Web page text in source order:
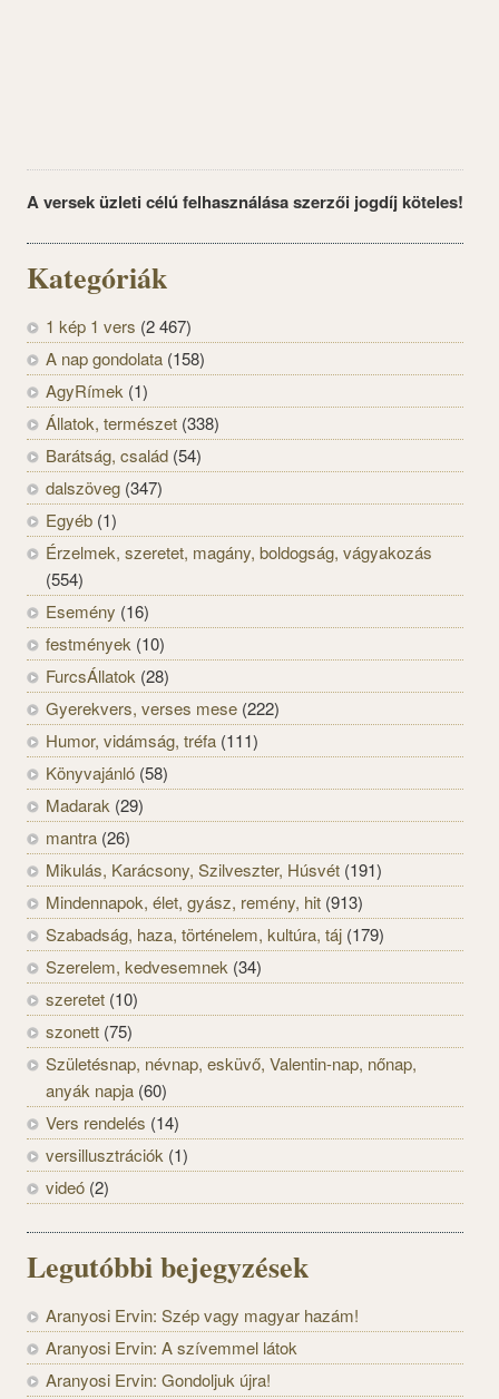
A versek üzleti célú felhasználása szerzői jogdíj köteles!
Kategóriák
1 kép 1 vers (2 467)
A nap gondolata (158)
AgyRímek (1)
Állatok, természet (338)
Barátság, család (54)
dalszöveg (347)
Egyéb (1)
Érzelmek, szeretet, magány, boldogság, vágyakozás
(554)
Esemény (16)
festmények (10)
FurcsÁllatok (28)
Gyerekvers, verses mese (222)
Humor, vidámság, tréfa (111)
Könyvajánló (58)
Madarak (29)
mantra (26)
Mikulás, Karácsony, Szilveszter, Húsvét (191)
Mindennapok, élet, gyász, remény, hit (913)
Szabadság, haza, történelem, kultúra, táj (179)
Szerelem, kedvesemnek (34)
szeretet (10)
szonett (75)
Születésnap, névnap, esküvő, Valentin-nap, nőnap,
anyák napja (60)
Vers rendelés (14)
versillusztrációk (1)
videó (2)
Legutóbbi bejegyzések
Aranyosi Ervin: Szép vagy magyar hazám!
Aranyosi Ervin: A szívemmel látok
Aranyosi Ervin: Gondoljuk újra!